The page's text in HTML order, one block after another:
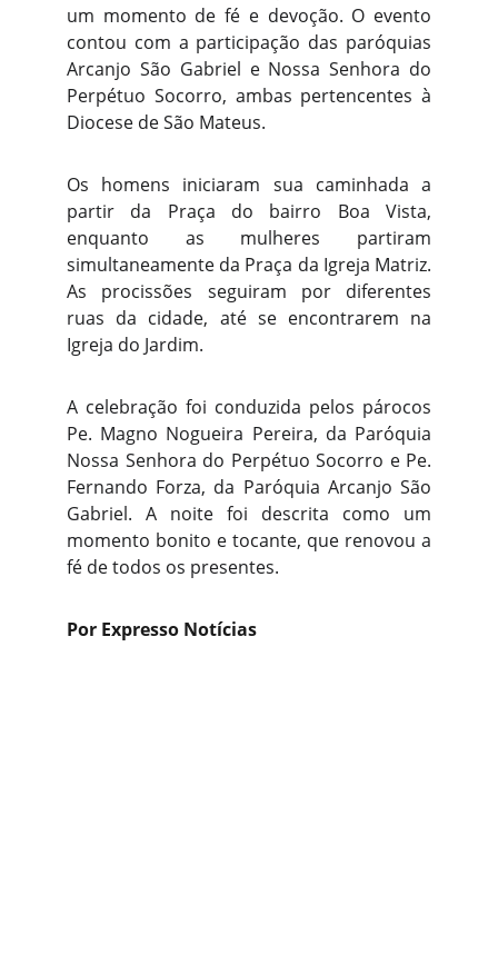
um momento de fé e devoção. O evento
contou com a participação das paróquias
Arcanjo São Gabriel e Nossa Senhora do
Perpétuo Socorro, ambas pertencentes à
Diocese de São Mateus.
Os homens iniciaram sua caminhada a
partir da Praça do bairro Boa Vista,
enquanto as mulheres partiram
simultaneamente da Praça da Igreja Matriz.
As procissões seguiram por diferentes
ruas da cidade, até se encontrarem na
Igreja do Jardim.
A celebração foi conduzida pelos párocos
Pe. Magno Nogueira Pereira, da Paróquia
Nossa Senhora do Perpétuo Socorro e Pe.
Fernando Forza, da Paróquia Arcanjo São
Gabriel. A noite foi descrita como um
momento bonito e tocante, que renovou a
fé de todos os presentes.
Por Expresso Notícias